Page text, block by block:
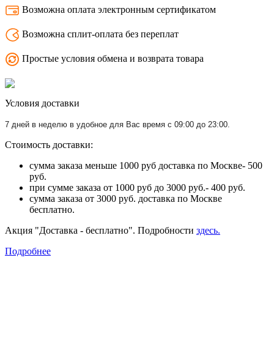
Возможна оплата электронным сертификатом
Возможна сплит-оплата без переплат
Простые условия обмена и возврата товара
Условия доставки
7 дней в неделю в удобное для Вас время с 09:00 до 23:00.
Стоимость доставки:
сумма заказа меньше 1000 руб доставка по Москве- 500
руб.
при сумме заказа от 1000 руб до 3000 руб.- 400 руб.
сумма заказа от 3000 руб. доставка по Москве
бесплатно.
Акция "Доставка - бесплатно". Подробности здесь.
Подробнее